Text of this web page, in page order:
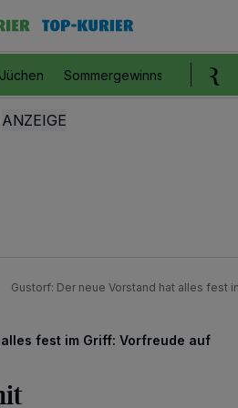
Jüchen Sommergewinnspiel
Gustorf: Der neue Vorstand hat alles fest
fest im Griff: Vorfreude auf